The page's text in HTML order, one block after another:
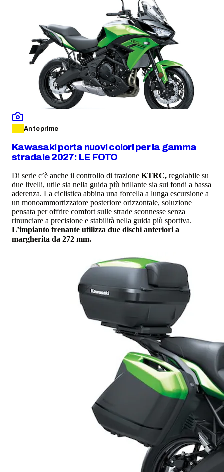
Anteprime
Kawasaki porta nuovi colori per la gamma
stradale 2027: LE FOTO
Di serie c’è anche il controllo di trazione KTRC, regolabile su
due livelli, utile sia nella guida più brillante sia sui fondi a bassa
aderenza. La ciclistica abbina una forcella a lunga escursione a
un monoammortizzatore posteriore orizzontale, soluzione
pensata per offrire comfort sulle strade sconnesse senza
rinunciare a precisione e stabilità nella guida più sportiva.
L’impianto frenante utilizza due dischi anteriori a
margherita da 272 mm.